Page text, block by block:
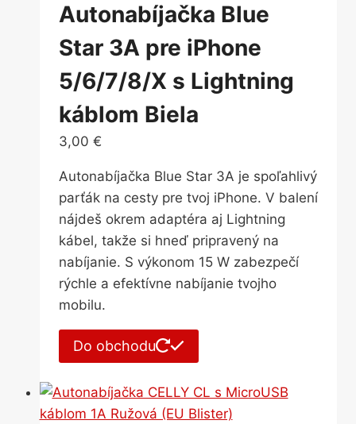
Autonabíjačka Blue
Star 3A pre iPhone
5/6/7/8/X s Lightning
káblom Biela
3,00 €
Autonabíjačka Blue Star 3A je spoľahlivý
parťák na cesty pre tvoj iPhone. V balení
nájdeš okrem adaptéra aj Lightning
kábel, takže si hneď pripravený na
nabíjanie. S výkonom 15 W zabezpečí
rýchle a efektívne nabíjanie tvojho
mobilu.
Do obchodu